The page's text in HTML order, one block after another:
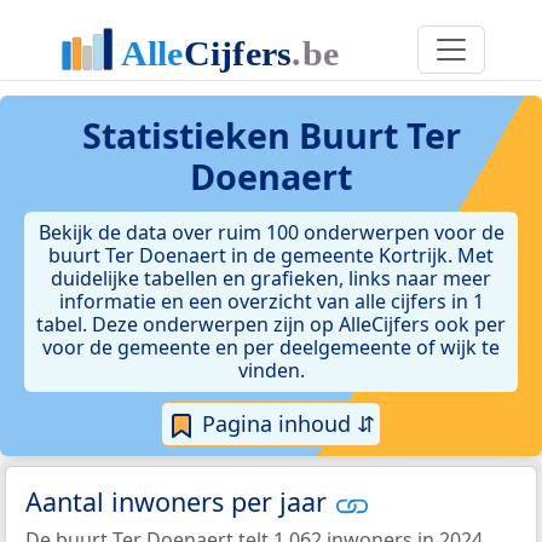
Statistieken Buurt Ter
Doenaert
Bekijk de data over ruim 100 onderwerpen voor de
buurt Ter Doenaert in de gemeente Kortrijk. Met
duidelijke tabellen en grafieken, links naar meer
informatie en een overzicht van alle cijfers in 1
tabel. Deze onderwerpen zijn op AlleCijfers ook per
voor de gemeente en per deelgemeente of wijk te
vinden.
Pagina inhoud ⇵
Aantal inwoners per jaar